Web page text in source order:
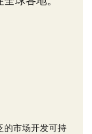
的市场开发可持